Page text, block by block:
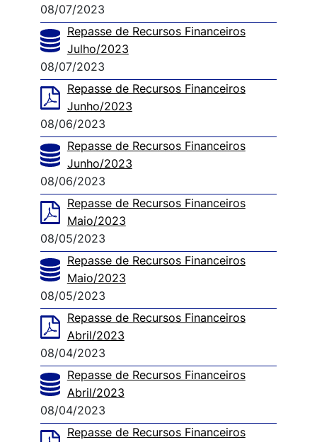
08/07/2023
Repasse de Recursos Financeiros
Julho/2023
08/07/2023
Repasse de Recursos Financeiros
Junho/2023
08/06/2023
Repasse de Recursos Financeiros
Junho/2023
08/06/2023
Repasse de Recursos Financeiros
Maio/2023
08/05/2023
Repasse de Recursos Financeiros
Maio/2023
08/05/2023
Repasse de Recursos Financeiros
Abril/2023
08/04/2023
Repasse de Recursos Financeiros
Abril/2023
08/04/2023
Repasse de Recursos Financeiros